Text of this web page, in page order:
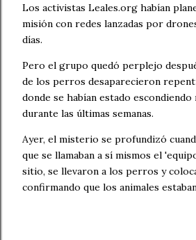
Los activistas Leales.org habían
misión con redes lanzadas por
días.
Pero el grupo quedó perplejo
de los perros desaparecieron
donde se habían estado escondiendo
durante las últimas semanas.
Ayer, el misterio se profundizó
que se llamaban a sí mismos el
sitio, se llevaron a los perros y
confirmando que los animales